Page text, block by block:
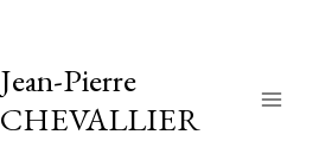
Jean-Pierre
CHEVALLIER